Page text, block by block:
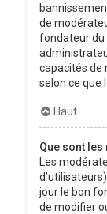
de
fondateur du
capacités de
selon ce que
Haut
Que sont
Les
jour le bon
de modifier